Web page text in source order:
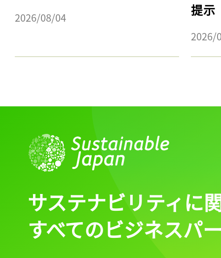
2026/08/04
提示
2026/
サステナビリティに
すべてのビジネスパ